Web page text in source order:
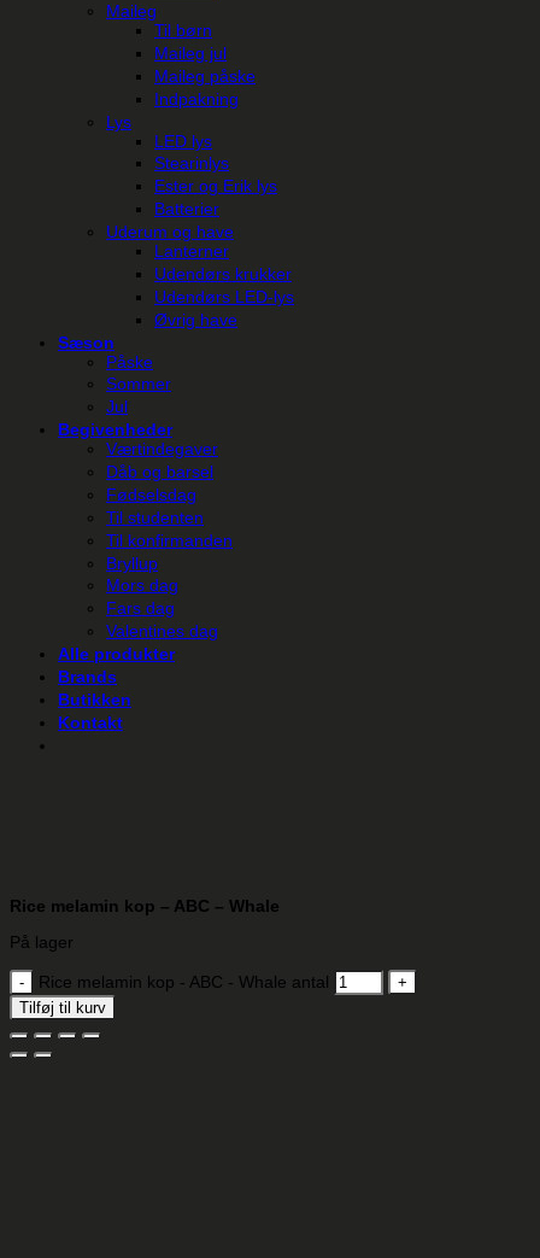
Maileg
Til børn
Maileg jul
Maileg påske
Indpakning
Lys
LED lys
Stearinlys
Ester og Erik lys
Batterier
Uderum og have
Lanterner
Udendørs krukker
Udendørs LED-lys
Øvrig have
Sæson
Påske
Sommer
Jul
Begivenheder
Værtindegaver
Dåb og barsel
Fødselsdag
Til studenten
Til konfirmanden
Bryllup
Mors dag
Fars dag
Valentines dag
Alle produkter
Brands
Butikken
Kontakt
Rice melamin kop – ABC – Whale
På lager
Rice melamin kop - ABC - Whale antal
Tilføj til kurv